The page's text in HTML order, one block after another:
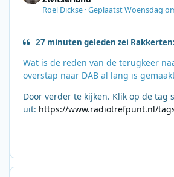
Roel Dickse ·GeplaatstWoensdag
27 minuten geleden zei Rakkerten:
Wat is de reden van de terugkeer
overstap naar DAB al lang is
Door verder te kijken. Klik op de tag
uit: https://www.radiotrefpunt.nl/